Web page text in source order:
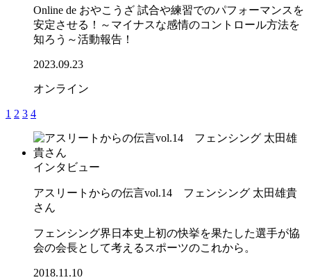
Online de おやこうざ 試合や練習でのパフォーマンスを
安定させる！～マイナスな感情のコントロール方法を
知ろう～活動報告！
2023.09.23
オンライン
1 2 3 4
インタビュー
アスリートからの伝言vol.14 フェンシング 太田雄貴
さん
フェンシング界日本史上初の快挙を果たした選手が協
会の会長として考えるスポーツのこれから。
2018.11.10